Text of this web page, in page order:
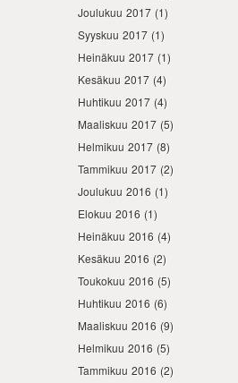
Joulukuu 2017 (1)
Syyskuu 2017 (1)
Heinäkuu 2017 (1)
Kesäkuu 2017 (4)
Huhtikuu 2017 (4)
Maaliskuu 2017 (5)
Helmikuu 2017 (8)
Tammikuu 2017 (2)
Joulukuu 2016 (1)
Elokuu 2016 (1)
Heinäkuu 2016 (4)
Kesäkuu 2016 (2)
Toukokuu 2016 (5)
Huhtikuu 2016 (6)
Maaliskuu 2016 (9)
Helmikuu 2016 (5)
Tammikuu 2016 (2)